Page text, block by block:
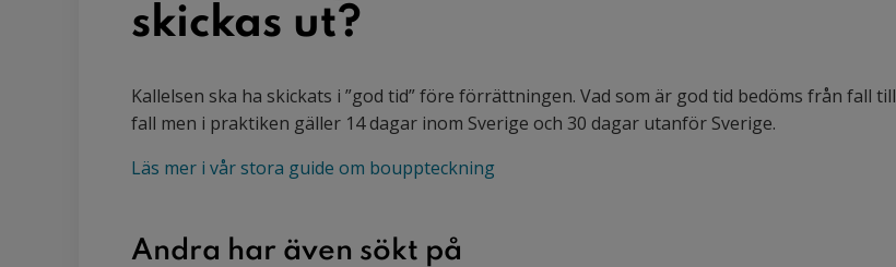
skickas ut?
Kallelsen ska ha skickats i ”god tid” före förrättningen. Vad som är god tid bedöms från fall till
fall men i praktiken gäller 14 dagar inom Sverige och 30 dagar utanför Sverige.
Läs mer i vår stora guide om bouppteckning
Andra har även sökt på